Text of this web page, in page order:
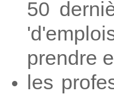
50
prendre
les